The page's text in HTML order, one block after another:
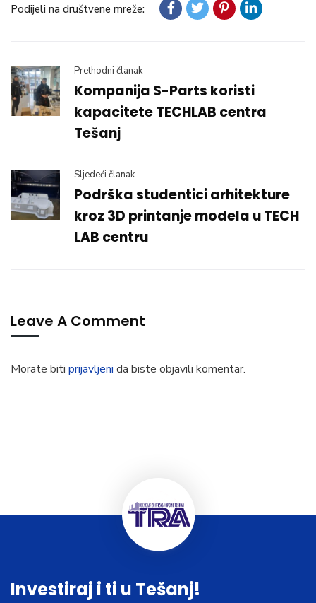
Podijeli na društvene mreže:
Prethodni članak
Kompanija S-Parts koristi
kapacitete TECHLAB centra
Tešanj
Sljedeći članak
Podrška studentici arhitekture
kroz 3D printanje modela u TECH
LAB centru
Leave A Comment
Morate biti prijavljeni da biste objavili komentar.
Investiraj i ti u Tešanj!